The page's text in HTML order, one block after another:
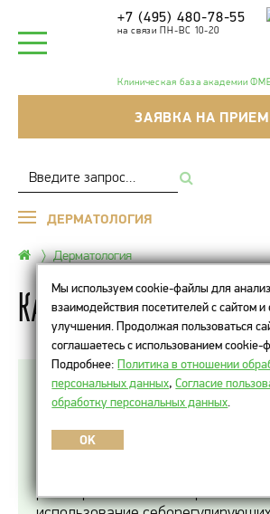
+7 (495) 480-78-55
на связи ПН-ВС 10-20
Клиническая база академии
ЗАЯВКА НА ПРИЕМ
ДЕРМАТОЛОГИЯ
Дерматология
Как убрать черные
Убрать черные точки можно с
комплекса мер, направленных на
нормализацию кератинизации и
секреции себума. Ключевыми
растворения сально-
Мы используем cookie-файлы для
взаимодействия посетителей с сайтом и
улучшения. Продолжая пользоваться
соглашаетесь с использованием cookie-
Подробнее:Политика в отношении
персональных данных,Согласие
обработку персональных данных
OK